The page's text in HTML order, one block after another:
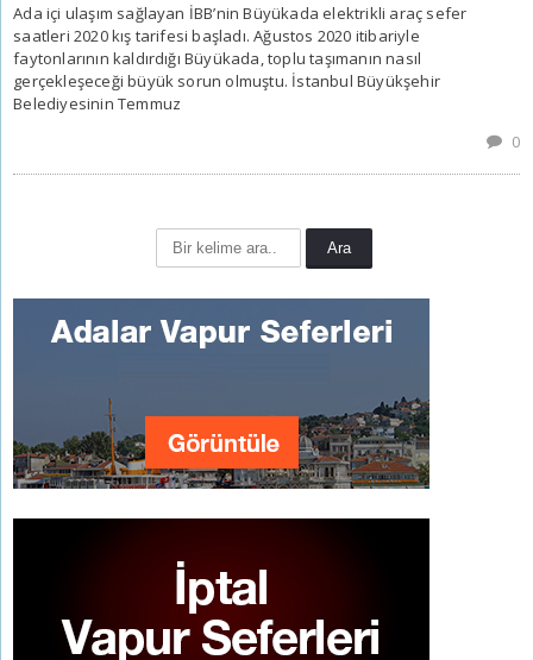
Ada içi ulaşım sağlayan İBB’nin Büyükada elektrikli araç sefer
saatleri 2020 kış tarifesi başladı. Ağustos 2020 itibariyle
faytonlarının kaldırdığı Büyükada, toplu taşımanın nasıl
gerçekleşeceği büyük sorun olmuştu. İstanbul Büyükşehir
Belediyesinin Temmuz
0